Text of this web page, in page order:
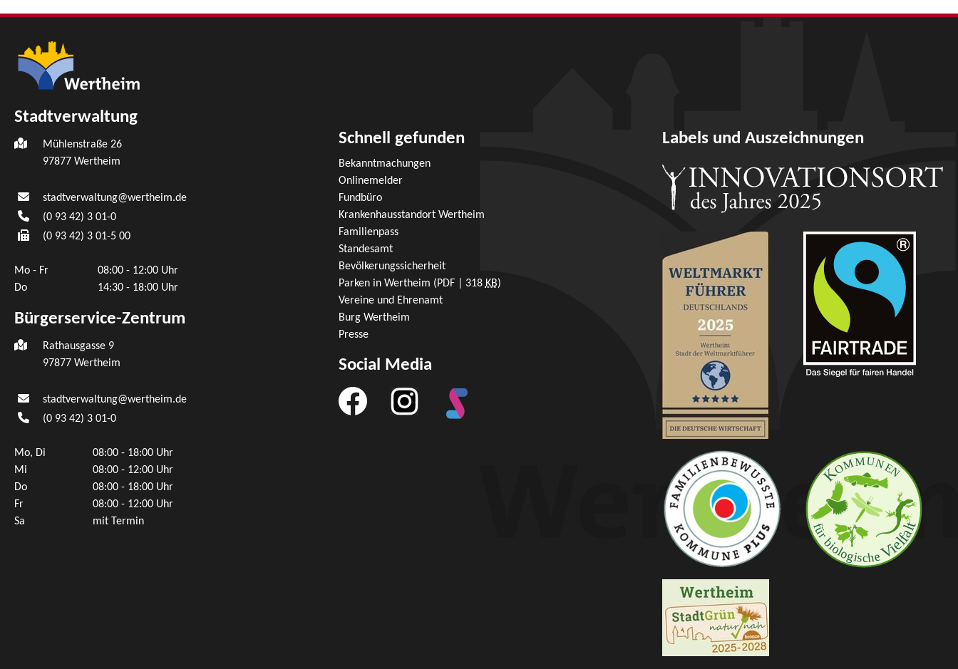
Stadtverwaltung
Mühlenstraße 26
97877 Wertheim
stadtverwaltung@wertheim.de
(0 93 42) 3 01-0
(0 93 42) 3 01-5 00
Mo - Fr
08:00 - 12:00 Uhr
Do
14:30 - 18:00 Uhr
Bürgerservice-Zentrum
Rathausgasse 9
97877 Wertheim
stadtverwaltung@wertheim.de
(0 93 42) 3 01-0
Mo, Di
08:00 - 18:00 Uhr
Mi
08:00 - 12:00 Uhr
Do
08:00 - 18:00 Uhr
Fr
08:00 - 12:00 Uhr
Sa
mit Termin
Schnell gefunden
Bekanntmachungen
Onlinemelder
Fundbüro
Krankenhausstandort Wertheim
Familienpass
Standesamt
Bevölkerungssicherheit
Parken in Wertheim (PDF | 318 KB)
Vereine und Ehrenamt
Burg Wertheim
Presse
Social Media
Labels und Auszeichnungen